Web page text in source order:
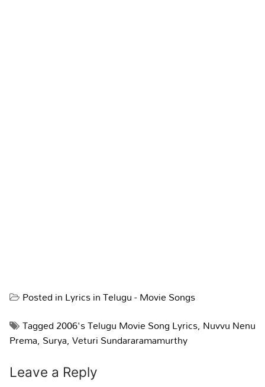
Posted inLyrics in Telugu - Movie Songs
Tagged2006's Telugu Movie Song Lyrics, Nuvvu Nenu
Prema, Surya,Veturi Sundararamamurthy
Leave a Reply